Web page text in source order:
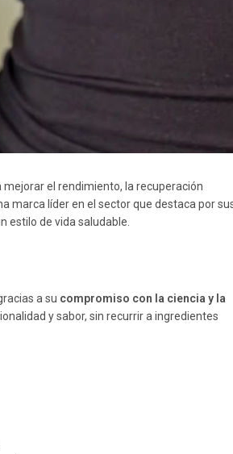
el rendimiento, la recuperación
marca líder en el sector que destaca por
estilo de vida saludable.
a su compromiso con la ciencia y la
y sabor, sin recurrir a ingredientes